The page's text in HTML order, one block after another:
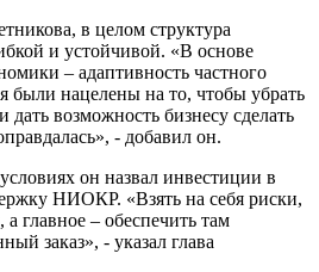
в целом структура
и устойчивой. «В основе
– адаптивность частного
были нацелены на то, чтобы убрать
возможность бизнесу сделать
- добавил он.
он назвал инвестиции в
НИОКР. «Взять на себя риски,
главное – обеспечить там
заказ», - указал глава